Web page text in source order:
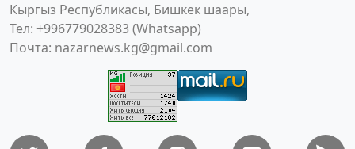
Кыргыз Республикасы, Бишкек шаары,
Тел: +996779028383 (Whatsapp)
Почта: nazarnews.kg@gmail.com